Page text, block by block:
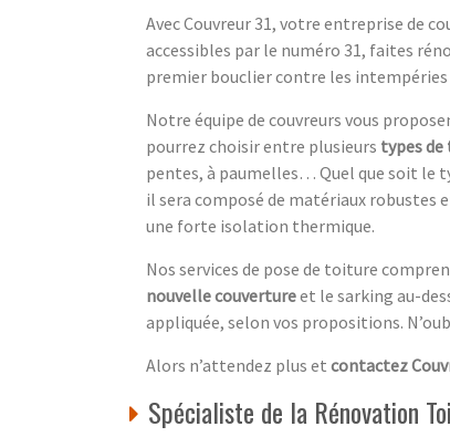
Avec Couvreur 31, votre entreprise de
accessibles par le numéro 31, faites
premier bouclier contre les
Notre équipe de couvreurs vous
pourrez choisir entre plusieurs types
pentes, à paumelles… Quel que soit le
il sera composé de matériaux
une forte isolation thermique.
Nos services de pose de toiture
nouvelle couvertureet le sarking au-
appliquée, selon vos propositions.
Alors n’attendez plus et contactez
Spécialiste de la Rénovation